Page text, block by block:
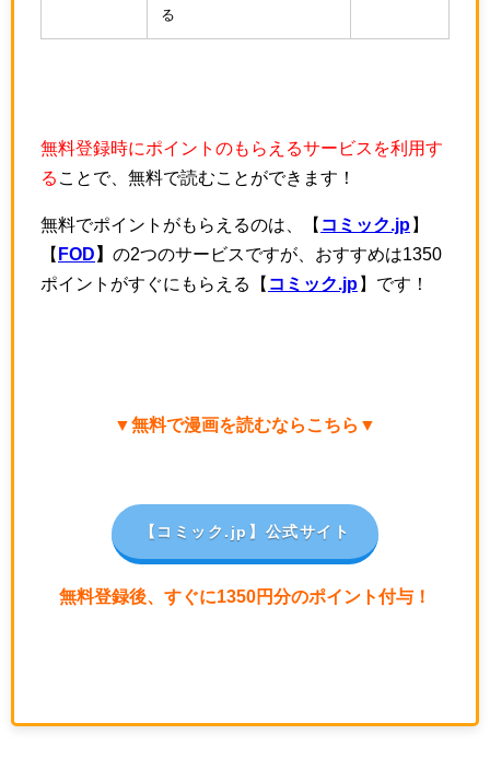
る
無料登録時にポイントのもらえるサービスを利用す
る ことで、無料で読むことができます！
無料でポイントがもらえるのは、【 コミック.jp 】
【 FOD 】 の2つのサービスですが、おすすめは1350
ポイントがすぐにもらえる【 コミック.jp 】です！
▼無料で漫画を読むならこちら▼
【コミック.jp 】公式サイト
無料登録後、すぐに1350円分のポイント付与！